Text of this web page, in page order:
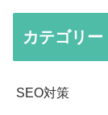
カテゴリー
SEO対策